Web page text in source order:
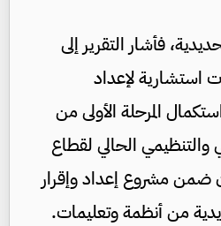
فأشار التقرير إلى
استشارية لإعداد
المرحلة الأولى من
والتنظيمي الحالي لقطاع
ضمن مشروع إعداد وإقرار
من أنظمة وتعليمات.